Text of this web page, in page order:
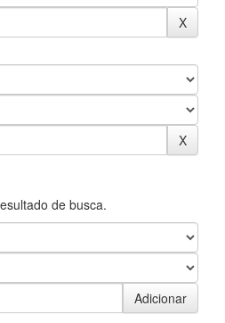
de busca.